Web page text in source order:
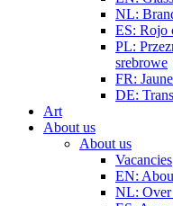
NL:
ES: Rojo
PL:
srebrowe
FR:
DE:
Art
About us
About us
Vacancies
EN:
NL: Over